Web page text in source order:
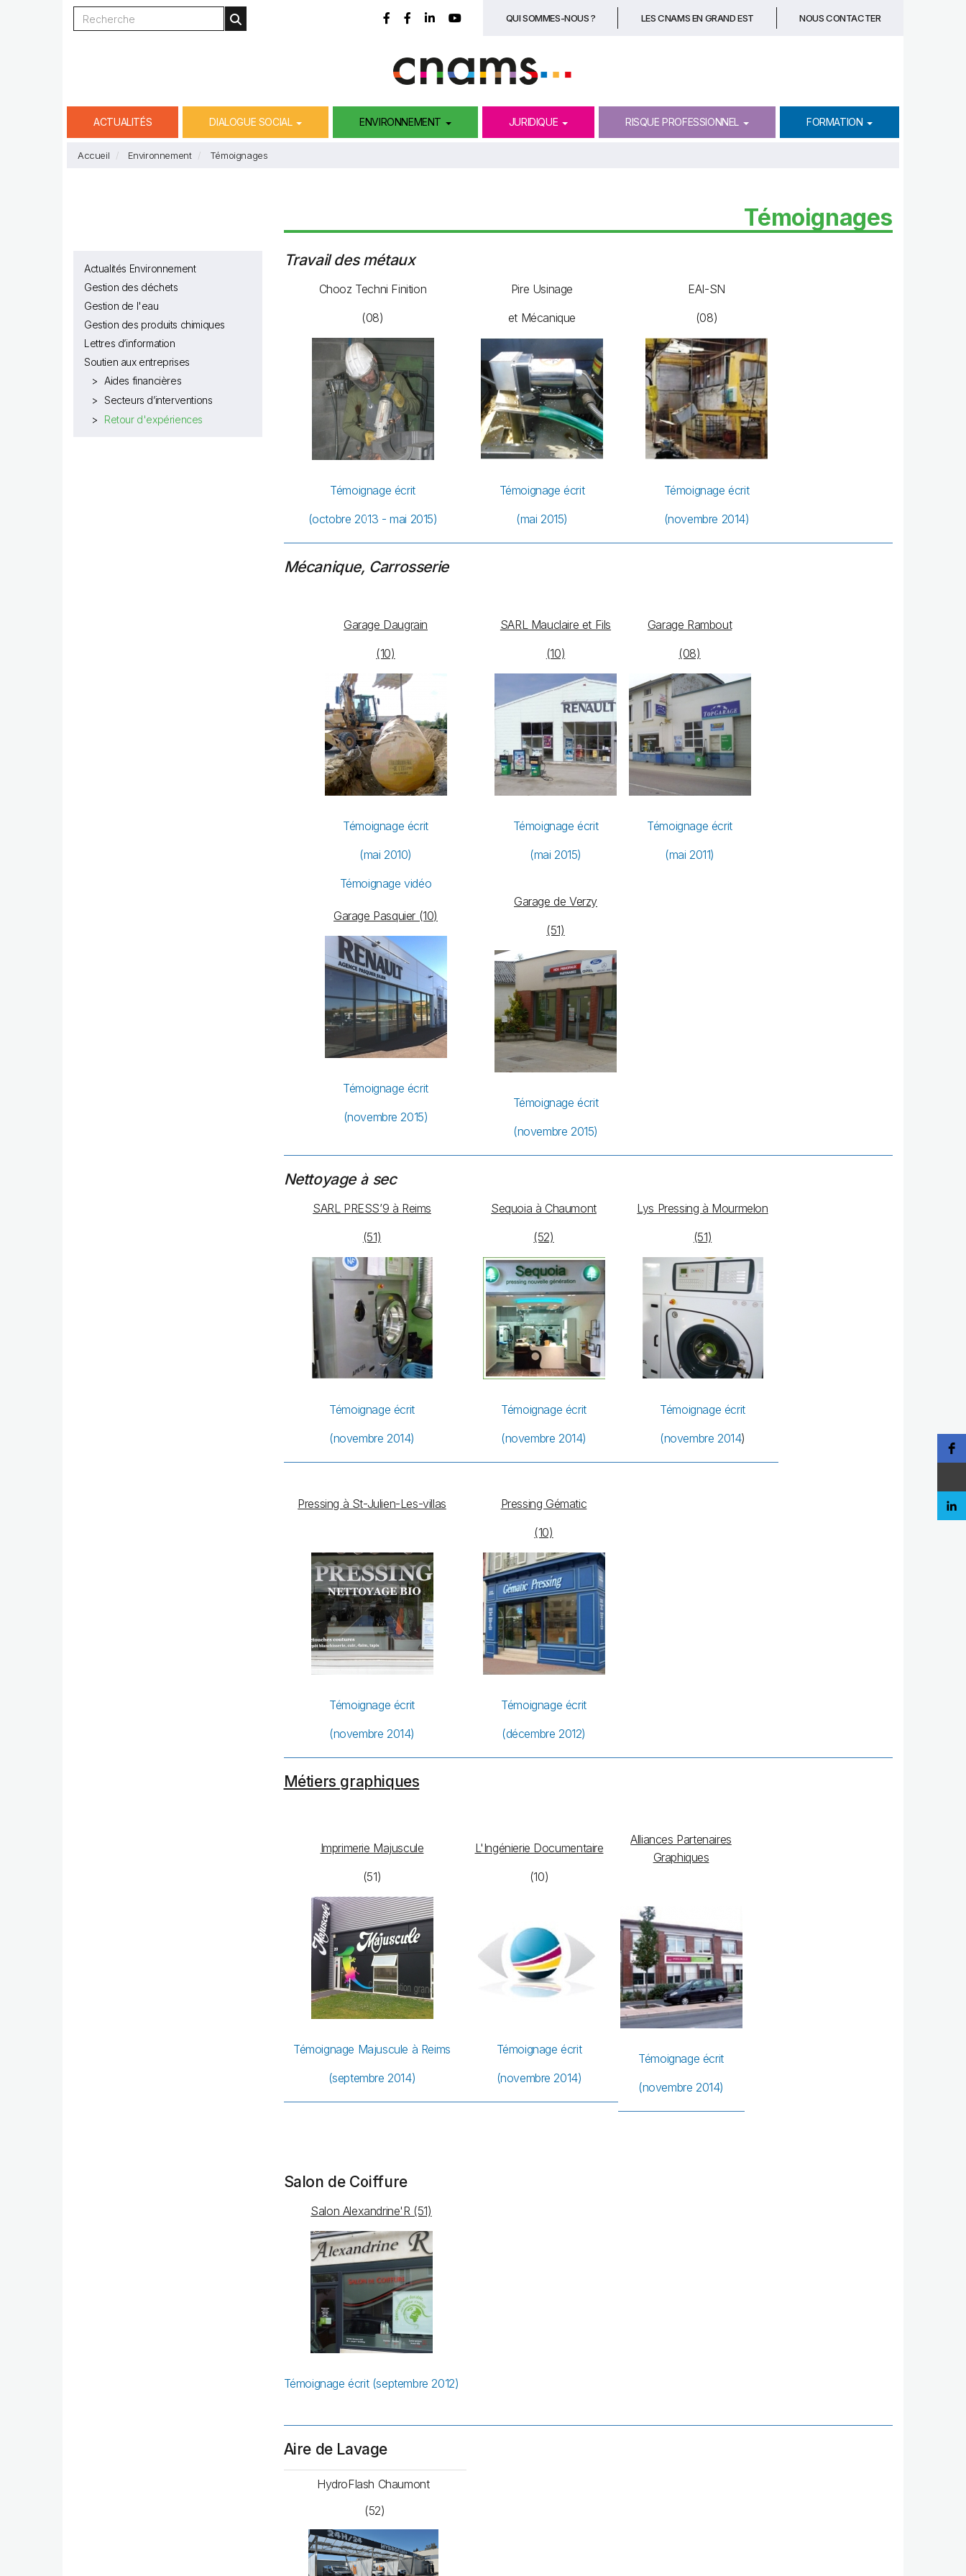
OK QUI SOMMES-NOUS ? LES CNAMS EN GRAND EST NOUS CONTACTER
Main
navigation
ACTUALITÉS DIALOGUE SOCIAL ENVIRONNEMENT JURIDIQUE RISQUE PROFESSIONNEL FORMATION
Accueil Environnement Témoignages
Témoignages
Actualités Environnement
Gestion des déchets
Gestion de l'eau
Gestion des produits chimiques
Lettres d’information
Soutien aux entreprises
Aides financières
Secteurs d’interventions
Retour d'expériences
Travail des métaux
Chooz Techni Finition
(08)
Témoignage écrit
(octobre 2013 - mai 2015)
Pire Usinage
et Mécanique
Témoignage écrit
(mai 2015)
EAI-SN
(08)
Témoignage écrit
(novembre 2014)
Mécanique, Carrosserie
Garage Daugrain
(10)
Témoignage écrit
(mai 2010)
Témoignage vidéo
SARL Mauclaire et Fils
(10)
Témoignage écrit
(mai 2015)
Garage Rambout
(08)
Témoignage écrit
(mai 2011)
Garage Pasquier (10)
Témoignage écrit
(novembre 2015)
Garage de Verzy
(51)
Témoignage écrit
(novembre 2015)
Nettoyage à sec
SARL PRESS’9 à Reims
(51)
Témoignage écrit
(novembre 2014)
Sequoia à Chaumont
(52)
Témoignage écrit
(novembre 2014)
Lys Pressing à Mourmelon
(51)
Témoignage écrit
(novembre 2014)
Pressing à St-Julien-Les-villas
Témoignage écrit
(novembre 2014)
Pressing Gématic
(10)
Témoignage écrit
(décembre 2012)
Métiers graphiques
Imprimerie Majuscule
(51)
Témoignage Majuscule à Reims
(septembre 2014)
L'Ingénierie Documentaire
(10)
Témoignage écrit
(novembre 2014)
Alliances Partenaires
Graphiques
Témoignage écrit
(novembre 2014)
Salon de Coiffure
Salon Alexandrine'R (51)
Témoignage écrit (septembre 2012)
Aire de Lavage
HydroFlash Chaumont
(52)